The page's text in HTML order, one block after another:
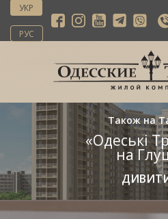
УКР
РУС
Також на
«Одеські
на